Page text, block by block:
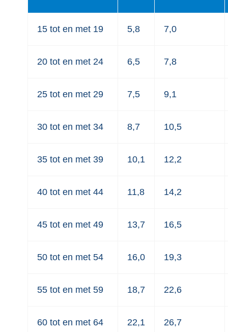
15 tot en met 19 5,8 7,0
20 tot en met 24 6,5 7,8
25 tot en met 29 7,5 9,1
30 tot en met 34 8,7 10,5
35 tot en met 39 10,1 12,2
40 tot en met 44 11,8 14,2
45 tot en met 49 13,7 16,5
50 tot en met 54 16,0 19,3
55 tot en met 59 18,7 22,6
60 tot en met 64 22,1 26,7